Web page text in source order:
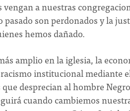
a nuestras
pasado son perdonados y la
hemos dañado.
amplio en la iglesia, la
institucional mediante
desprecian al hombre
cuando cambiemos